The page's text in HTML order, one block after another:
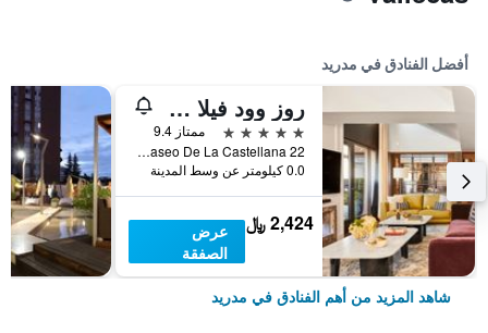
أفضل الفنادق في مدريد
روز وود فيلا ماجنا
5 نجوم
ممتاز 9.4
Paseo De La Castellana 22, مدريد, أسبانيا
0.0 كيلومتر عن وسط المدينة
2,424 ﷼
عرض
الصفقة
شاهد المزيد من أهم الفنادق في مدريد